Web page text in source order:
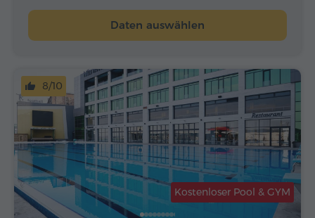
Daten auswählen
Kostenloser Pool & GYM
8/10